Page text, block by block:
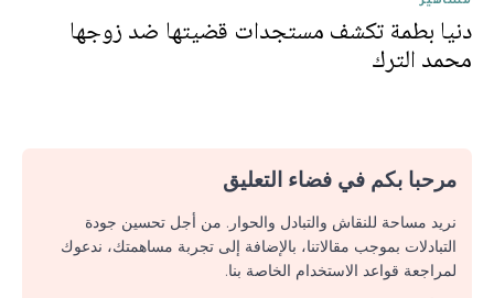
دنيا بطمة تكشف مستجدات قضيتها ضد زوجها
محمد الترك
مرحبا بكم في فضاء التعليق
نريد مساحة للنقاش والتبادل والحوار. من أجل تحسين جودة
التبادلات بموجب مقالاتنا، بالإضافة إلى تجربة مساهمتك، ندعوك
لمراجعة قواعد الاستخدام الخاصة بنا.